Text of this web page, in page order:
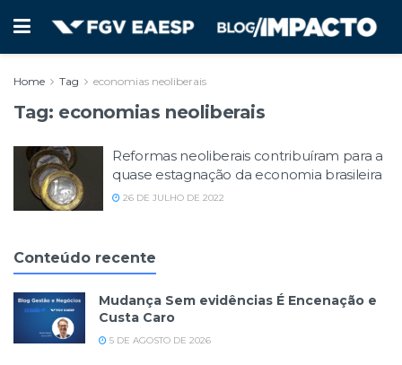
Home Tag economias neoliberais
Tag: economias neoliberais
Reformas neoliberais contribuíram para a
quase estagnação da economia brasileira
26 DE JULHO DE 2022
Conteúdo recente
Mudança Sem evidências É Encenação e
Custa Caro
5 DE AGOSTO DE 2026